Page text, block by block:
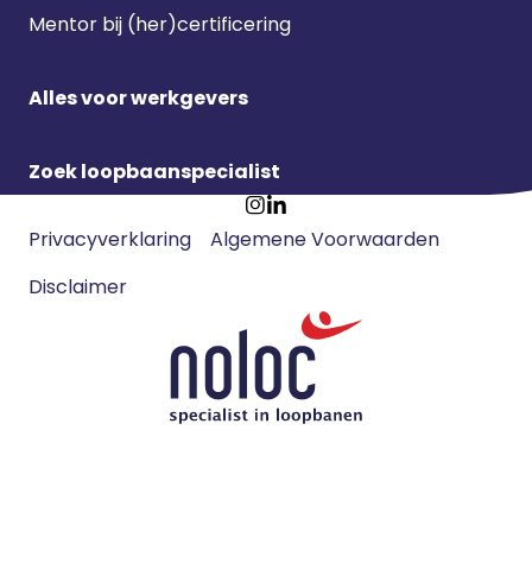
Mentor bij (her)certificering
Alles voor werkgevers
Zoek loopbaanspecialist
GaGa
Footer
navigatie
Privacyverklaring
Algemene Voorwaarden
Disclaimer